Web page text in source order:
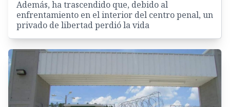
Además, ha trascendido que, debido al
enfrentamiento en el interior del centro penal, un
privado de libertad perdió la vida